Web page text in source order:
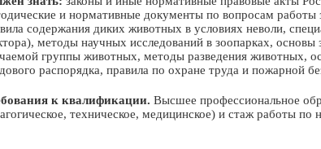
и нормативные документы по вопросам работы
содержания диких животных в условиях неволи,
методы научных исследований в зоопарках, основы
группы животных, методы разведения животных,
распорядка, правила по охране труда и пожарной
к квалификации. Высшее профессиональное
техническое, медицинское) и стаж работы